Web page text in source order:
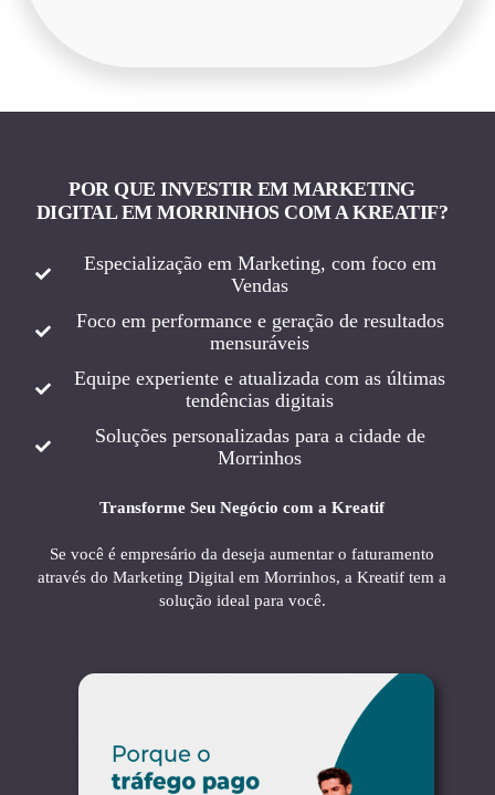
POR QUE INVESTIR EM MARKETING
DIGITAL EM MORRINHOS COM A KREATIF?
Especialização em Marketing, com foco em
Vendas
Foco em performance e geração de resultados
mensuráveis
Equipe experiente e atualizada com as últimas
tendências digitais
Soluções personalizadas para a cidade de
Morrinhos
Transforme Seu Negócio com a Kreatif
Se você é empresário da deseja aumentar o faturamento
através do Marketing Digital em Morrinhos, a Kreatif tem a
solução ideal para você.